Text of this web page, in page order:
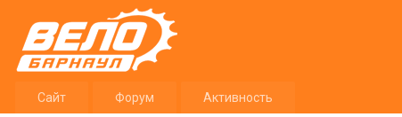
Сайт Форум Активность